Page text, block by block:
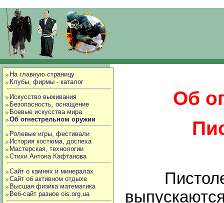
На главную страницу
Клубы, фирмы - каталог
Искусство выживания
Безопасность, оснащение
Боевые искусства мира
Об огнестрельном оружии
Ролевые игры, фестивали
История костюма, доспеха
Мастерская, технологии
Стихи Антона Кафтанова
Сайт о камнях и минералах
Сайт об активном отдыхе
Высшая физика математика
Веб-сайт разное ois.org.ua
Об